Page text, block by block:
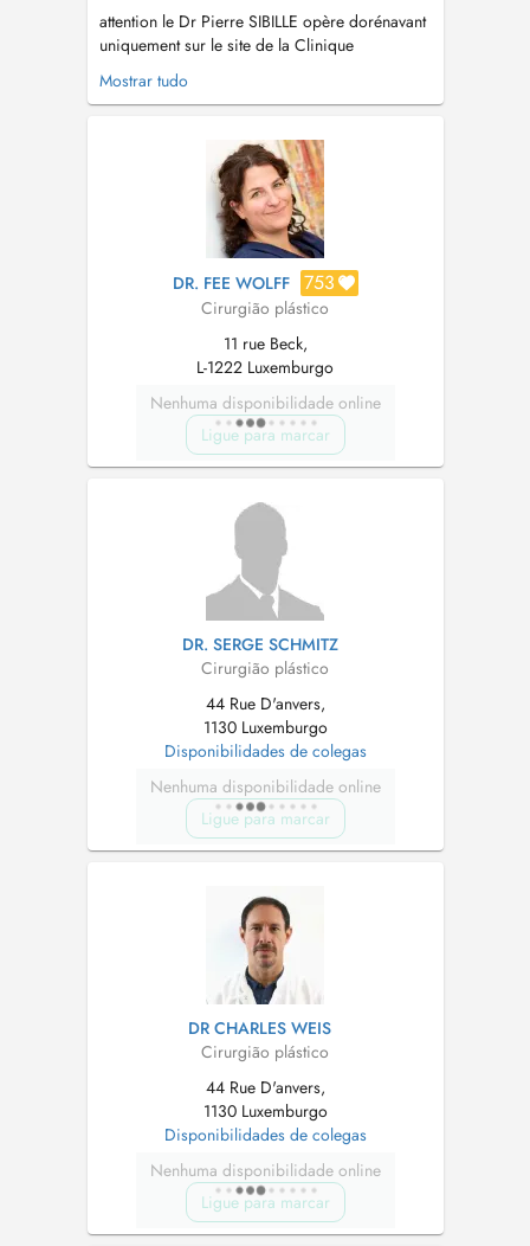
attention le Dr Pierre SIBILLE opère dorénavant
uniquement sur le site de la Clinique
MAJORELLE à NANCY Langues parlées ;
français, anglais, allemand LORSQUE VOUS
VOUS INSTALLER DIRECTEMENT EN SALLE D
ATTENTE, sans déranger les secretaires des
Mostrar tudo
DR. FEE WOLFF 753
Cirurgião plástico
11 rue Beck,
L-1222 Luxemburgo
Nenhuma disponibilidade online
Ligue para marcar
DR. SERGE SCHMITZ
Cirurgião plástico
44 Rue D'anvers,
1130 Luxemburgo
Disponibilidades de colegas
Nenhuma disponibilidade online
Ligue para marcar
DR CHARLES WEIS
Cirurgião plástico
44 Rue D'anvers,
1130 Luxemburgo
Disponibilidades de colegas
Nenhuma disponibilidade online
Ligue para marcar